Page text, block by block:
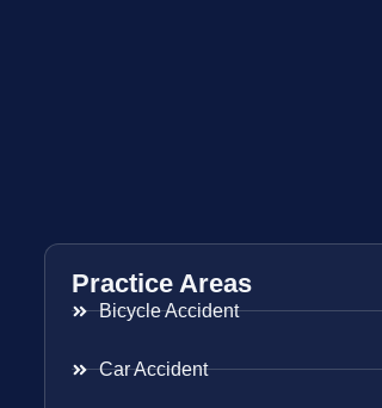
Practice Areas
Bicycle Accident
Car Accident